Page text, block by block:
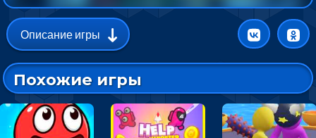
Описание игры
Похожие игры